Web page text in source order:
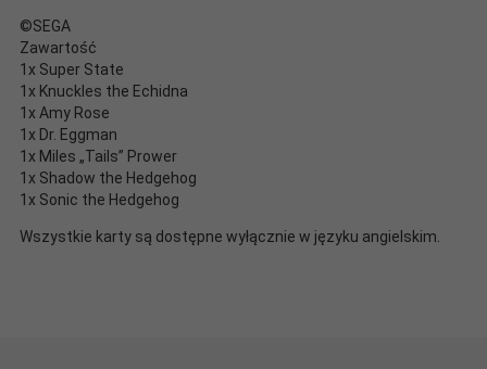
©SEGA
Zawartość
1x Super State
1x Knuckles the Echidna
1x Amy Rose
1x Dr. Eggman
1x Miles „Tails” Prower
1x Shadow the Hedgehog
1x Sonic the Hedgehog
Wszystkie karty są dostępne wyłącznie w języku angielskim.